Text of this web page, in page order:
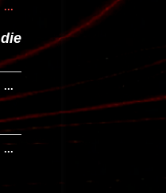
...
...
...